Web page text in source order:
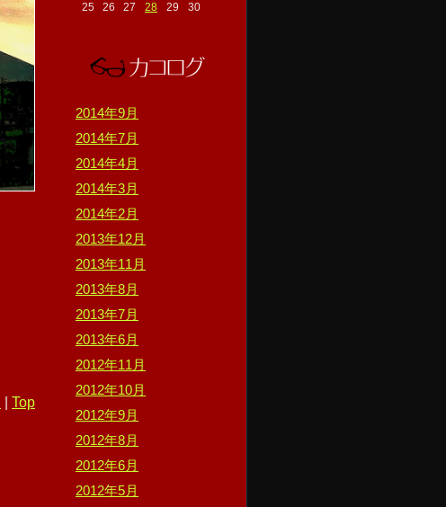
Top
25
26 27 28 29 30
2014年9月
2014年7月
2014年4月
2014年3月
2014年2月
2013年12月
2013年11月
2013年8月
2013年7月
2013年6月
2012年11月
2012年10月
2012年9月
2012年8月
2012年6月
2012年5月